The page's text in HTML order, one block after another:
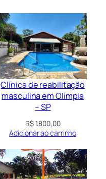
Clínica de reabilitação
masculina em Olímpia
– SP
R$1.800,00
Adicionar ao carrinho